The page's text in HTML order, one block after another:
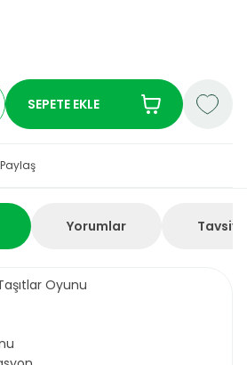
SEPETE EKLE
Paylaş
Yorumlar
Oyunu